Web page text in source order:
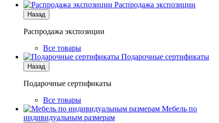
Распродажа экспозиции
Назад
Распродажа экспозиции
Все товары
Подарочные сертификаты
Назад
Подарочные сертификаты
Все товары
Мебель по
индивидуальным размерам